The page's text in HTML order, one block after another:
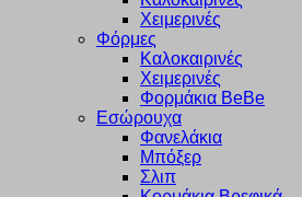
Χειμερινές
Φόρμες
Καλοκαιρινές
Χειμερινές
Φορμάκια BeBe
Εσώρουχα
Φανελάκια
Μπόξερ
Σλιπ